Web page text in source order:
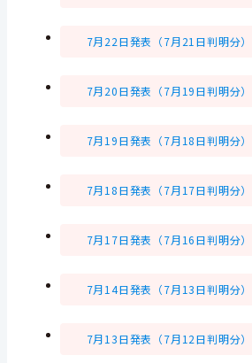
7月22日発表（7月21日判明分）
7月20日発表（7月19日判明分）
7月19日発表（7月18日判明分）
7月18日発表（7月17日判明分）
7月17日発表（7月16日判明分）
7月14日発表（7月13日判明分）
7月13日発表（7月12日判明分）